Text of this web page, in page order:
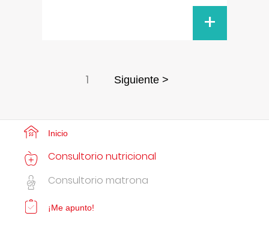
+
1 Siguiente >
Inicio
Consultorio nutricional
Consultorio matrona
¡Me apunto!